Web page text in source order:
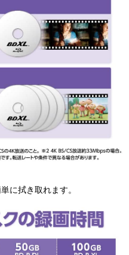
に拭き取れます。